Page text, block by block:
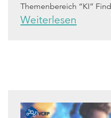
Themenbereich “KI”
Weiterlesen